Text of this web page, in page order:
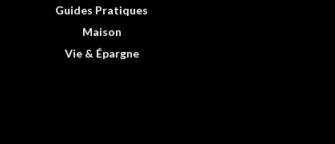
Guides Pratiques
Maison
Vie & Épargne